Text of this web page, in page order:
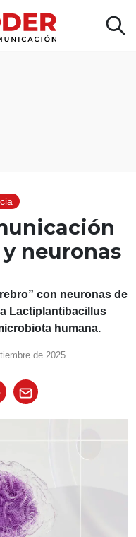
neuronas
con neuronas de
Lactiplantibacillus
humana.
de 2025